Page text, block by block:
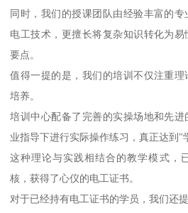
同时，我们的授课团队由经验丰富的
电工技术，更擅长将复杂知识转化为
要点。
值得一提的是，我们的培训不仅注重
培养。
培训中心配备了完善的实操场地和先
业指导下进行实际操作练习，真正达到"
这种理论与实践相结合的教学模式，
核，获得了心仪的电工证书。
对于已经持有电工证书的学员，我们还